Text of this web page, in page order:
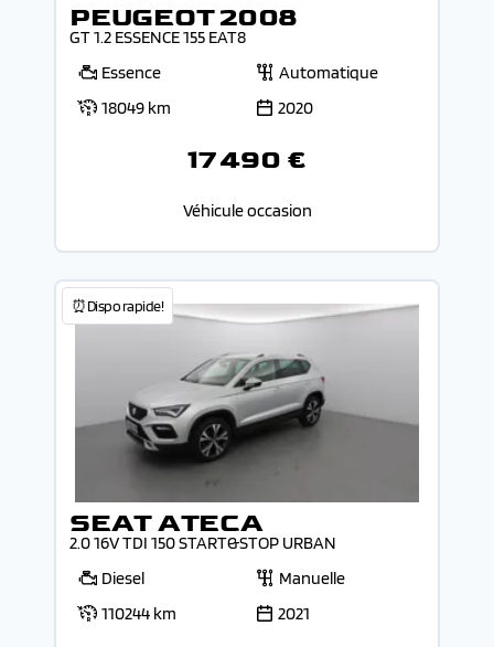
PEUGEOT 2008
GT 1.2 ESSENCE 155 EAT8
Essence
Automatique
18049 km
2020
17 490 €
Véhicule occasion
⏰Dispo rapide!
SEAT ATECA
2.0 16V TDI 150 START&STOP URBAN
Diesel
Manuelle
110244 km
2021